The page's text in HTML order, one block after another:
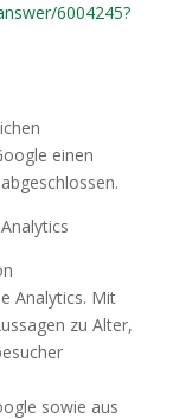
6004245?
einen
Analytics. Mit
zu Alter,
sowie aus